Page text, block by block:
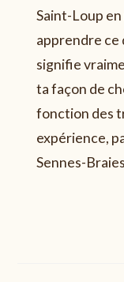
Saint-Loup
apprendre ce
signifie
ta façon de
fonction des
expérience,
Sennes-